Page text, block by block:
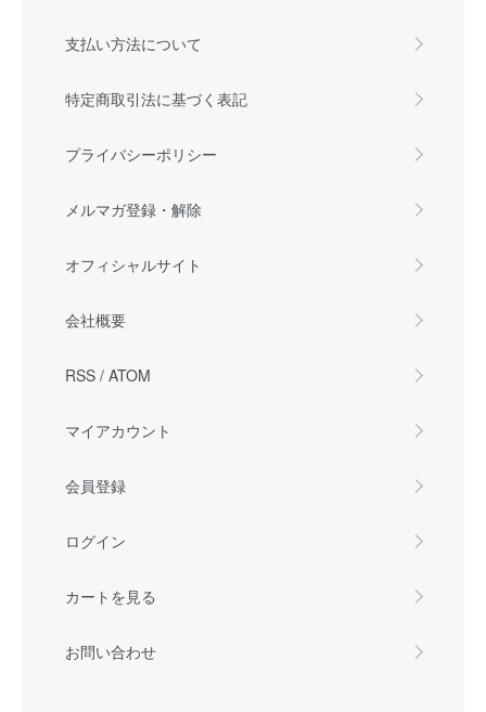
支払い方法について
特定商取引法に基づく表記
プライバシーポリシー
メルマガ登録・解除
オフィシャルサイト
会社概要
RSS / ATOM
マイアカウント
会員登録
ログイン
カートを見る
お問い合わせ